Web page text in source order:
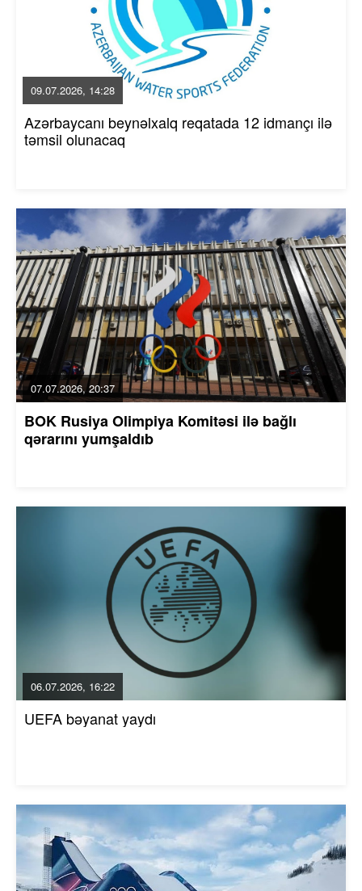
09.07.2026, 14:28
Azərbaycanı beynəlxalq reqatada 12 idmançı ilə
təmsil olunacaq
07.07.2026, 20:37
BOK Rusiya Olimpiya Komitəsi ilə bağlı
qərarını yumşaldıb
06.07.2026, 16:22
UEFA bəyanat yaydı